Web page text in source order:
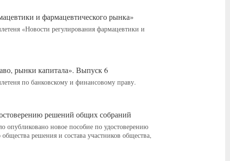
и фармацевтического рынка»
«Новости регулирования фармацевтики и
рынки капитала». Выпуск 6
по банковскому и финансовому праву.
решений общих собраний
опубликовано новое пособие по удостоверению
решения и состава участников общества,